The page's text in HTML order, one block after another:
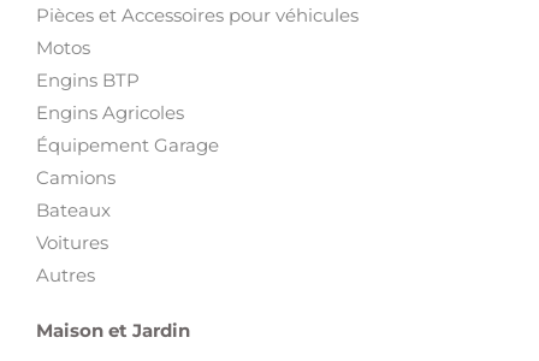
Pièces et Accessoires pour véhicules
Motos
Engins BTP
Engins Agricoles
Équipement Garage
Camions
Bateaux
Voitures
Autres
Maison et Jardin